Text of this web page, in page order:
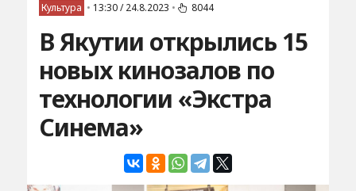
Культура • 13:30 / 24.8.2023 • 8044
В Якутии открылись 15
новых кинозалов по
технологии «Экстра
Синема»